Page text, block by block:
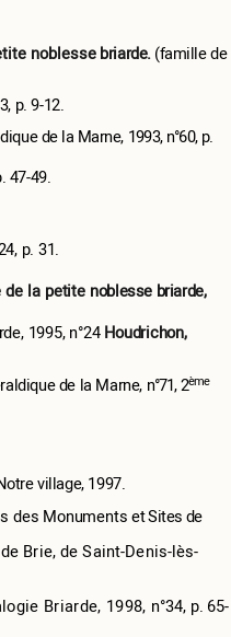
noblessebriarde.(famille de
p. 9-12.
de la Marne, 1993, n°60, p.
47-49.
p. 31.
de la petite noblesse briarde,
1995, n°24Houdrichon,
de la Marne, n°71, 2ème
village, 1997.
des Monumentset Sites de
Brie, de Saint-Denis-lès-
Briarde, 1998, n°34, p. 65-